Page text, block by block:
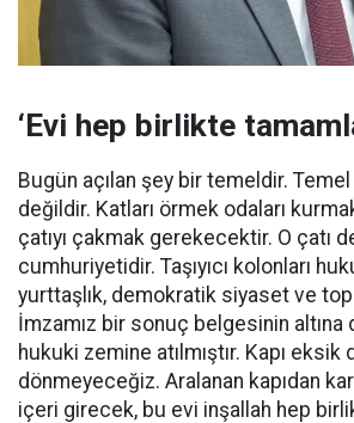
‘Evi hep birlikte
Bugün açılan şey bir temeldir. Temel
değildir. Katları örmek odaları
çatıyı çakmak gerekecektir. O çatı
cumhuriyetidir. Taşıyıcı kolonları
yurttaşlık, demokratik siyaset ve
İmzamız bir sonuç belgesinin altına
hukuki zemine atılmıştır. Kapı eksik
dönmeyeceğiz. Aralanan kapıdan
içeri girecek, bu evi inşallah hep